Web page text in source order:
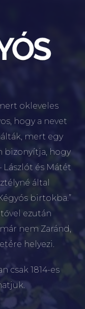
okleveles
hogy a nevet
mert egy
bizonyítja, hogy
Lászlót és Mátét
által
birtokba.”
ezután
nem Zaránd,
helyezi.
csak 1814-es